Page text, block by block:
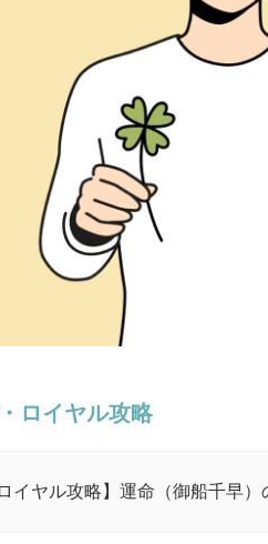
ロイヤル攻略
イヤル攻略】運命（御船千早